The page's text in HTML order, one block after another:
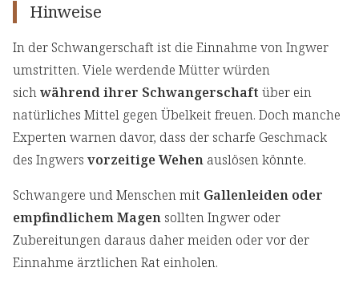
Hinweise
In der Schwangerschaft ist die Einnahme von Ingwer
umstritten. Viele werdende Mütter würden
sichwährend ihrer Schwangerschaft über ein
natürliches Mittel gegen Übelkeit freuen. Doch manche
Experten warnen davor, dass der scharfe Geschmack
des Ingwers vorzeitige Wehen auslösen könnte.
Schwangere und Menschen mit Gallenleiden oder
empfindlichem Magen sollten Ingwer oder
Zubereitungen daraus daher meiden oder vor der
Einnahme ärztlichen Rat einholen.